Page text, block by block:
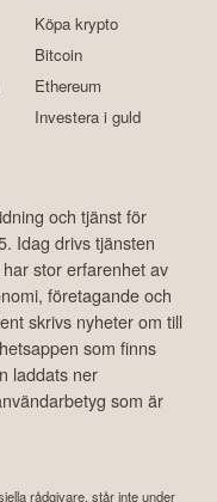
Köpa krypto
Bitcoin
Ethereum
Investera i guld
och tjänst för
Idag drivs tjänsten
stor erfarenhet av
företagande och
skrivs nyheter om till
som finns
laddats ner
som är
rådgivare, står inte under